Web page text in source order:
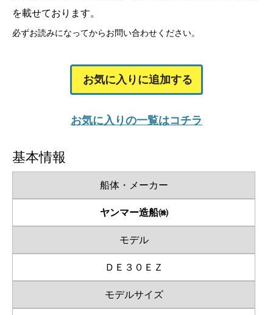
を載せております。
必ずお読みになってからお問い合わせください。
お気に入りに追加する
お気に入りの一覧はコチラ
基本情報
船体・メーカー
ヤンマー造船㈱
モデル
ＤＥ３０ＥＺ
モデルサイズ